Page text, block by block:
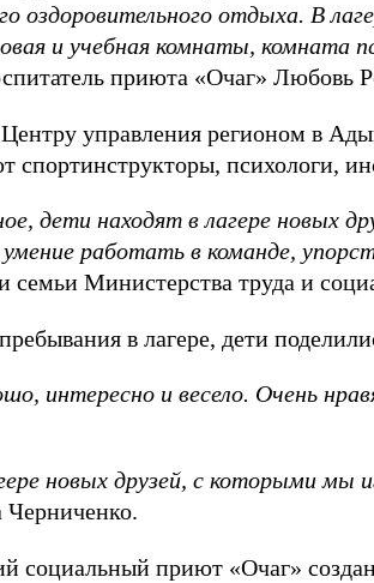
оздоровительного отдыха. В
и учебная комнаты, комната
приюта «Очаг» Любовь
управления регионом в
спортинструкторы, психологи,
дети находят в лагере новых
работать в команде,
Министерства труда и
в лагере, дети
интересно и весело. Очень
новых друзей, с которыми мы
Черниченко.
социальный приют «Очаг»